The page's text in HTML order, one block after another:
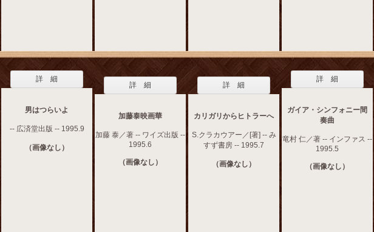
詳 細
男はつらいよ
-- 広済堂出版 -- 1995.9
（画像なし）
詳 細
加藤泰映画華
加藤 泰／著 -- ワイズ出版 --
1995.6
（画像なし）
詳 細
カリガリからヒトラーへ
S.クラカウアー／[著] -- み
すず書房 -- 1995.7
（画像なし）
詳 細
ガイア・シンフォニー間
奏曲
竜村 仁／著 -- インファス --
1995.5
（画像なし）